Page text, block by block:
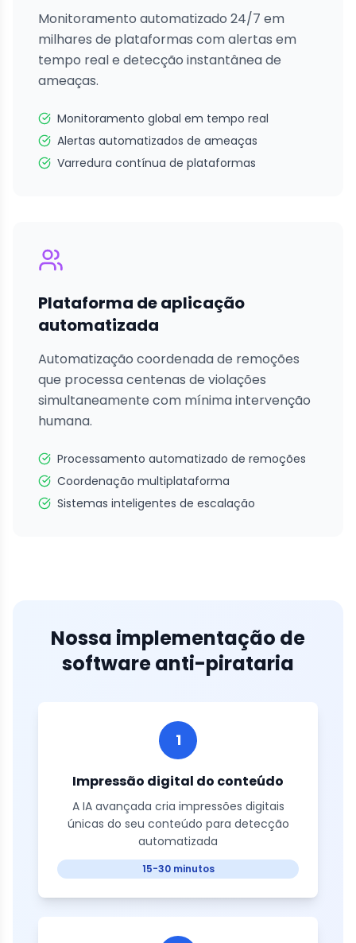
Monitoramento automatizado 24/7 em
milhares de plataformas com alertas em
tempo real e detecção instantânea de
ameaças.
Monitoramento global em tempo real
Alertas automatizados de ameaças
Varredura contínua de plataformas
Plataforma de aplicação
automatizada
Automatização coordenada de remoções
que processa centenas de violações
simultaneamente com mínima intervenção
humana.
Processamento automatizado de remoções
Coordenação multiplataforma
Sistemas inteligentes de escalação
Nossa implementação de
software anti-pirataria
1
Impressão digital do conteúdo
A IA avançada cria impressões digitais
únicas do seu conteúdo para detecção
automatizada
15-30 minutos